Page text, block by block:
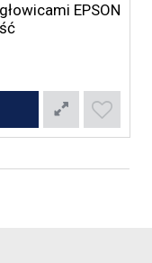
EPSON